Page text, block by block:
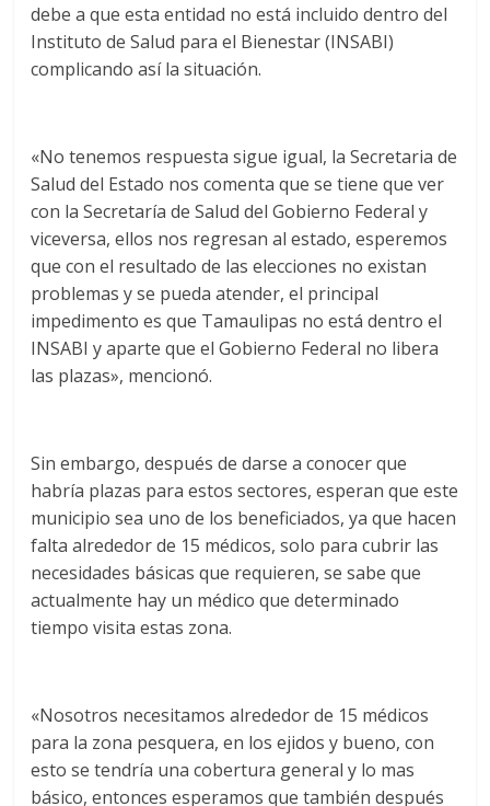
debe a que esta entidad no está incluido dentro del
Instituto de Salud para el Bienestar (INSABI)
complicando así la situación.
«No tenemos respuesta sigue igual, la Secretaria de
Salud del Estado nos comenta que se tiene que ver
con la Secretaría de Salud del Gobierno Federal y
viceversa, ellos nos regresan al estado, esperemos
que con el resultado de las elecciones no existan
problemas y se pueda atender, el principal
impedimento es que Tamaulipas no está dentro el
INSABI y aparte que el Gobierno Federal no libera
las plazas», mencionó.
Sin embargo, después de darse a conocer que
habría plazas para estos sectores, esperan que este
municipio sea uno de los beneficiados, ya que hacen
falta alrededor de 15 médicos, solo para cubrir las
necesidades básicas que requieren, se sabe que
actualmente hay un médico que determinado
tiempo visita estas zona.
«Nosotros necesitamos alrededor de 15 médicos
para la zona pesquera, en los ejidos y bueno, con
esto se tendría una cobertura general y lo mas
básico, entonces esperamos que también después